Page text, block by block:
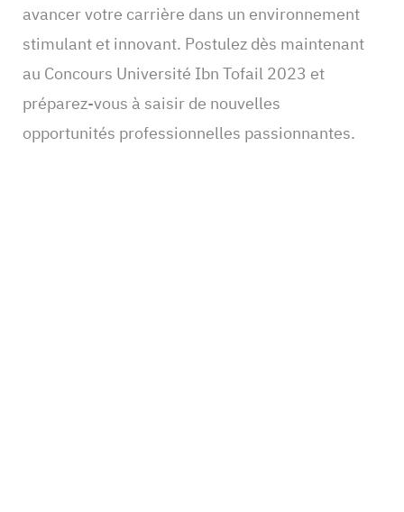
avancer votre carrière dans un environnement
stimulant et innovant. Postulez dès maintenant
au Concours Université Ibn Tofail 2023 et
préparez-vous à saisir de nouvelles
opportunités professionnelles passionnantes.